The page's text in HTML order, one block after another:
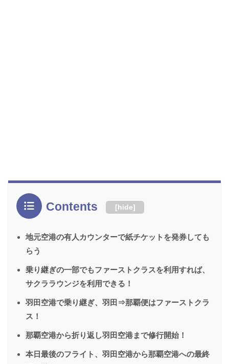
Contents [hide]
地元空港の有人カウンターで紙チケットを発券しても
らう
乗り継ぎの一部でもファーストクラスを利用すれば、
サクララウンジを利用できる！
羽田空港で乗り継ぎ、羽田⇒那覇便はファーストクラ
ス！
那覇空港から折り返し羽田空港まで修行開始！
本日最後のフライト、羽田空港から那覇空港への最終